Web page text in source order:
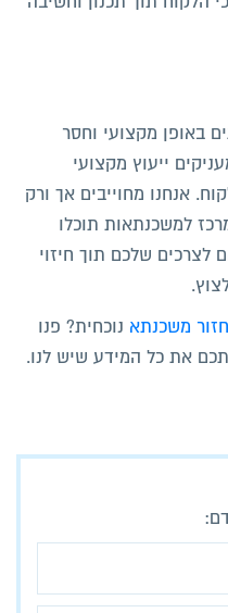
באופן מקצועי וחסר
ייעוץ מקצועי
אנחנו מחוייבים אך ורק
למשכנתאות תוכלו
לצרכים שלכם תוך חיזוי
משכנתא נוכחית? פנו
את כל המידע שיש לנו.